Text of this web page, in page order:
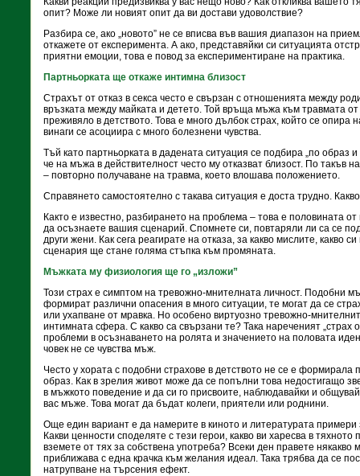
опит? Може ли новият опит да ви достави удоволствие?
Разбира се, ако „новото” не се вписва във вашия диапазон на
откажете от експеримента. А ако, представяйки си ситуацията
приятни емоции, това е повод за експериментиране на практика.
Партньорката ще откаже интимна близост
Страхът от отказ в секса често е свързан с отношенията между
връзката между майката и детето. Той връща мъжа към травмата
преживяло в детството. Това е много дълбок страх, който се опира
винаги се асоциира с много болезнени чувства.
Тъй като партньорката в дадената ситуация се подбира „по образ
че на мъжа в действителност често му отказват близост. По такъв
– повторно получаване на травма, което влошава положението.
Справянето самостоятелно с такава ситуация е доста трудно.
Както е известно, разбирането на проблема – това е половината
да осъзнаете вашия сценарий. Спомнете си, повтаряли ли са се
други жени. Как сега реагирате на отказа, за какво мислите, какво
сценария ще стане голяма стъпка към промяната.
Мъжката му физиология ще го „изложи”
Този страх е симптом на тревожно-мнителната личност. Подобни
формират различни опасения в много ситуации, те могат да се
или ухапване от мравка. Но особено виртуозно тревожно-
интимната сфера. С какво са свързани те? Така нареченият „страх
проблеми в осъзнаването на ролята и значението на половата
човек не се чувства мъж.
Често у хората с подобни страхове в детството не се е формирала
образ. Как в зрелия живот може да се попълни това недостигащо
в мъжкото поведение и да си го присвоите, наблюдавайки и
вас мъже. Това могат да бъдат колеги, приятели или роднини.
Още един вариант е да намерите в киното и литературата
Какви ценности споделяте с тези герои, какво ви харесва в тяхното
вземете от тях за собствена употреба? Всеки ден правете някакво
приближава с една крачка към желания идеал. Така трябва да се
натрупване на търсения ефект.